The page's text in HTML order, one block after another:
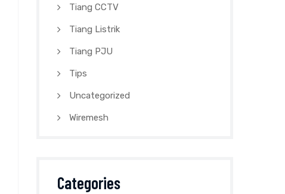
Tiang CCTV
Tiang Listrik
Tiang PJU
Tips
Uncategorized
Wiremesh
Categories